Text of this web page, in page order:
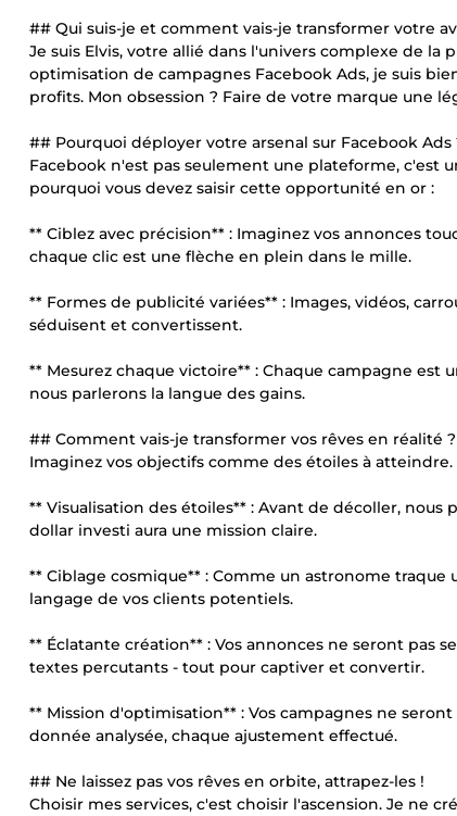
## Qui suis-je et comment vais-je transformer votre
Je suis Elvis, votre allié dans l'univers complexe de
optimisation de campagnes Facebook Ads, je suis
profits. Mon obsession ? Faire de votre marque une
## Pourquoi déployer votre arsenal sur Facebook Ads
Facebook n'est pas seulement une plateforme, c'est
pourquoi vous devez saisir cette opportunité en or :
** Ciblez avec précision** : Imaginez vos annonces
chaque clic est une flèche en plein dans le mille.
** Formes de publicité variées** : Images, vidéos,
séduisent et convertissent.
** Mesurez chaque victoire** : Chaque campagne est
nous parlerons la langue des gains.
## Comment vais-je transformer vos rêves en réalité ?
Imaginez vos objectifs comme des étoiles à
** Visualisation des étoiles** : Avant de décoller,
dollar investi aura une mission claire.
** Ciblage cosmique** : Comme un astronome
langage de vos clients potentiels.
** Éclatante création** : Vos annonces ne seront pas
textes percutants - tout pour captiver et convertir.
** Mission d'optimisation** : Vos campagnes ne
donnée analysée, chaque ajustement effectué.
## Ne laissez pas vos rêves en orbite, attrapez-les !
Choisir mes services, c'est choisir l'ascension. Je ne